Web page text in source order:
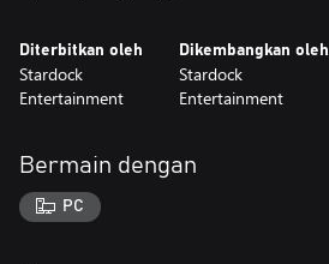
Diterbitkan oleh
Stardock
Entertainment
Dikembangkan oleh
Stardock
Entertainment
Bermain dengan
PC